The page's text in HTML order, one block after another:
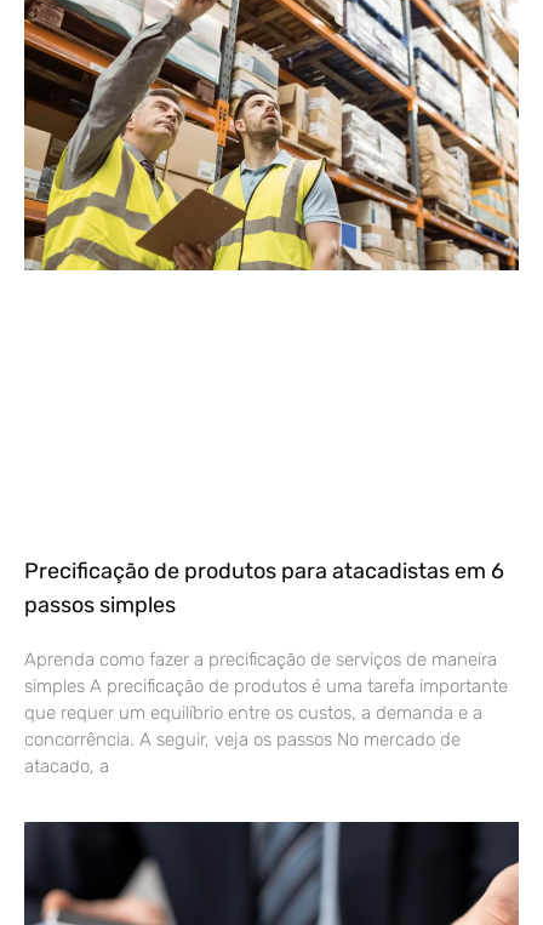
Precificação de produtos para atacadistas em 6
passos simples
Aprenda como fazer a precificação de serviços de maneira
simples A precificação de produtos é uma tarefa importante
que requer um equilíbrio entre os custos, a demanda e a
concorrência. A seguir, veja os passos No mercado de
atacado, a